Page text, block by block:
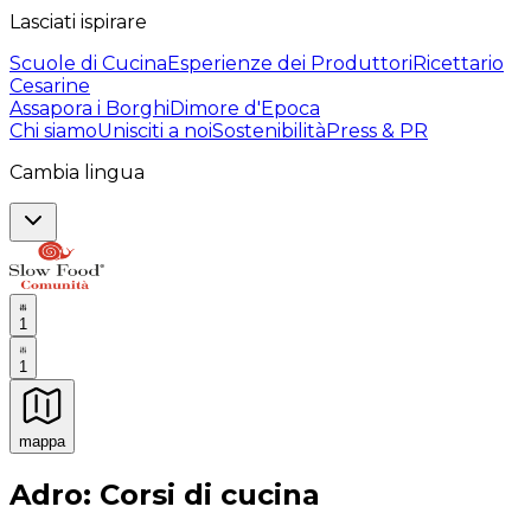
Lasciati ispirare
Scuole di CucinaEsperienze dei ProduttoriRicettario
Cesarine
Assapora i BorghiDimore d'Epoca
Chi siamoUnisciti a noiSostenibilitàPress & PR
Cambia lingua
1
1
mappa
Esperienze culinarie indimenticabili: Esperienze
Adro: Corsi di cucina